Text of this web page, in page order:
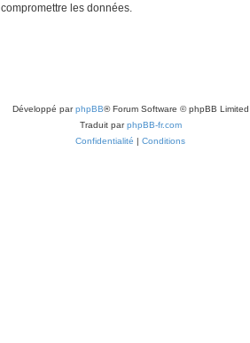
les données.
Développé parphpBB® Forum Software © phpBB Limited
Traduit parphpBB-fr.com
Confidentialité | Conditions